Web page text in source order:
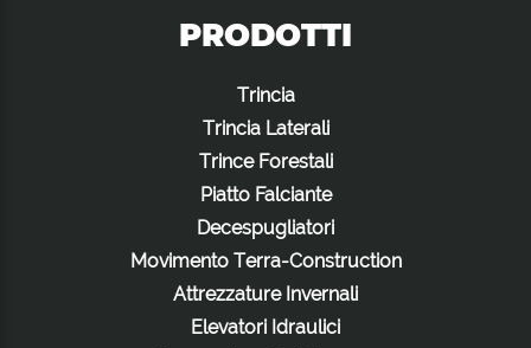
PRODOTTI
Trincia
Trincia Laterali
Trince Forestali
Piatto Falciante
Decespugliatori
Movimento Terra-Construction
Attrezzature Invernali
Elevatori Idraulici